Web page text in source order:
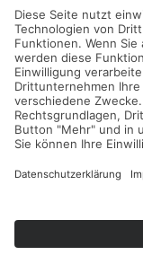
AOL Allianz
Continentale
Debeka DFV
Hallesche